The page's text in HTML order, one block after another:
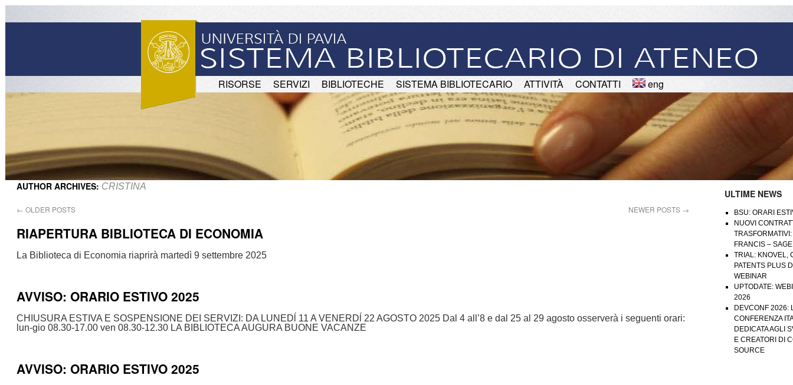
RISORSE SERVIZI BIBLIOTECHE SISTEMA BIBLIOTECARIO ATTIVITÀ CONTATTI eng
AUTHOR ARCHIVES: CRISTINA
← OLDER POSTS NEWER POSTS →
RIAPERTURA BIBLIOTECA DI ECONOMIA
La Biblioteca di Economia riaprirà martedì 9 settembre 2025
AVVISO: ORARIO ESTIVO 2025
CHIUSURA ESTIVA E SOSPENSIONE DEI SERVIZI: DA LUNEDĺ 11 A VENERDĺ 22 AGOSTO 2025 Dal 4 all’8 e dal 25 al 29 agosto osserverà i seguenti orari:
lun-gio 08.30-17.00 ven 08.30-12.30 LA BIBLIOTECA AUGURA BUONE VACANZE
AVVISO: ORARIO ESTIVO 2025
ULTIME NEWS
BSU: ORARI
NUOVI
FRANCIS – SAGE
TRIAL: KNOVEL,
PATENTS PLUS
WEBINAR
UPTODATE:
2026
DEVCONF 2026:
CONFERENZA
DEDICATA AGLI
E CREATORI DI
SOURCE